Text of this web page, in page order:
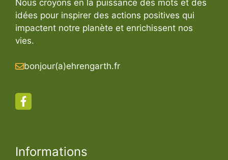
Nous croyons en la puissance des mots et des
idées pour inspirer des actions positives qui
impactent notre planète et enrichissent nos
vies.
bonjour(a)ehrengarth.fr
Informations